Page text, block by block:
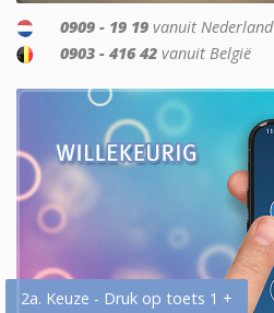
0909 - 19 19 vanuit Nederland
0903 - 416 42 vanuit België
2a. Keuze - Druk op toets 1 +